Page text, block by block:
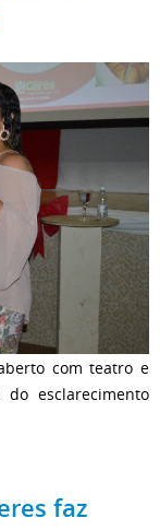
com teatro e
esclarecimento
faz